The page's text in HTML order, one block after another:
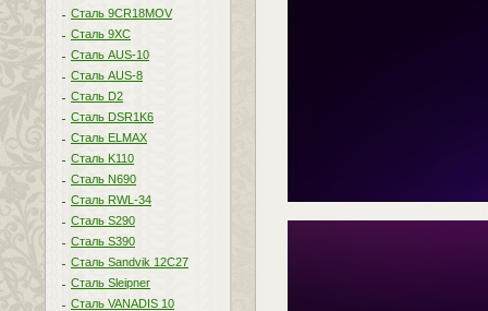
Сталь 9CR18MOV
Сталь 9ХС
Сталь AUS-10
Сталь AUS-8
Сталь D2
Сталь DSR1K6
Сталь ELMAX
Сталь K110
Сталь N690
Сталь RWL-34
Сталь S290
Сталь S390
Сталь Sandvik 12C27
Сталь Sleipner
Сталь VANADIS 10